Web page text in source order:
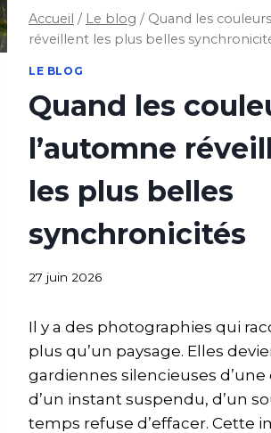
Accueil / Le blog / Quand les
réveillent les plus belles
LE BLOG
Quand les
l’automne
les plus belles
synchronicités
27 juin 2026
Il y a des photographies qui
plus qu’un paysage. Elles
gardiennes silencieuses
d’un instant suspendu, d’un
temps refuse d’effacer. Cette